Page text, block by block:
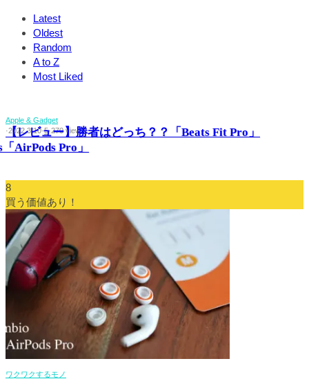
Latest
Oldest
Random
A to Z
Most Liked
Apple & Gadget
·2022.3.10·5·270 views
【レビュー】勝者はどっち？？「Beats Fit Pro」
「AirPods Pro」
8
買う価値あり！
ワクワクするモノ